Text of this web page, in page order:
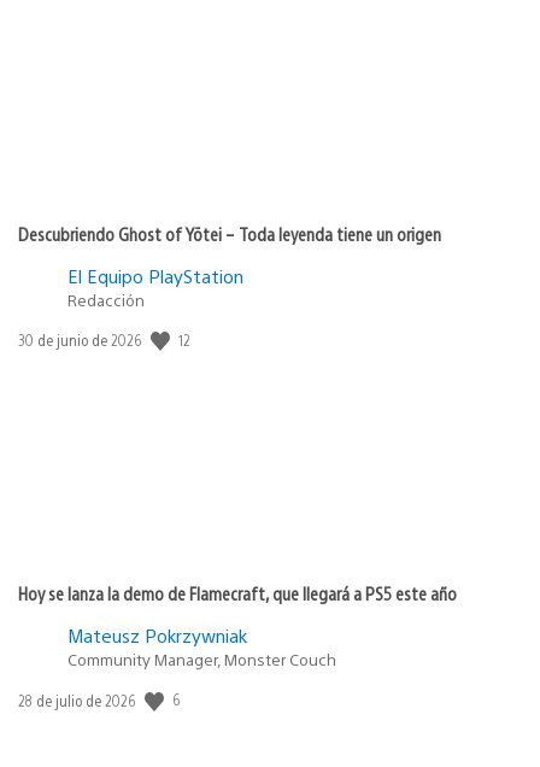
Descubriendo Ghost of Yōtei – Toda leyenda tiene un origen
El Equipo PlayStation
Redacción
Fecha
30 de junio de 2026 12
Hoy se lanza la demo de Flamecraft, que llegará a PS5 este año
Mateusz Pokrzywniak
Community Manager, Monster Couch
Fecha
28 de julio de 2026 6